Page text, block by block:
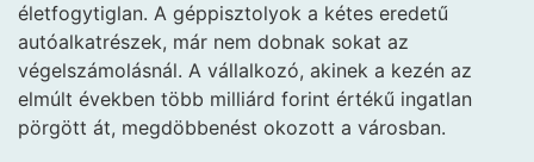
életfogytiglan. A géppisztolyok a kétes eredetű
autóalkatrészek, már nem dobnak sokat az
végelszámolásnál. A vállalkozó, akinek a kezén az
elmúlt években több milliárd forint értékű ingatlan
pörgött át, megdöbbenést okozott a városban.